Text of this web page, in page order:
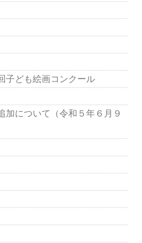
ども絵画コンクール
加について（令和５年６月９